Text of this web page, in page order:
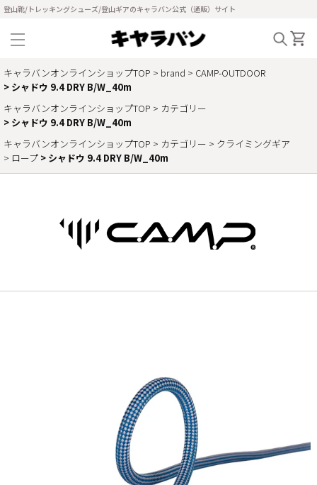
登山靴/トレッキングシューズ/登山ギアのキャラバン公式（通販）サイト
キャラバンオンラインショップTOP brand
CAMP-OUTDOOR
シャドウ 9.4 DRY B/W_40m
キャラバンオンラインショップTOP
カテゴリー
シャドウ 9.4 DRY B/W_40m
キャラバンオンラインショップTOP
カテゴリー
クライミングギア
ロープ
シャドウ 9.4 DRY B/W_40m